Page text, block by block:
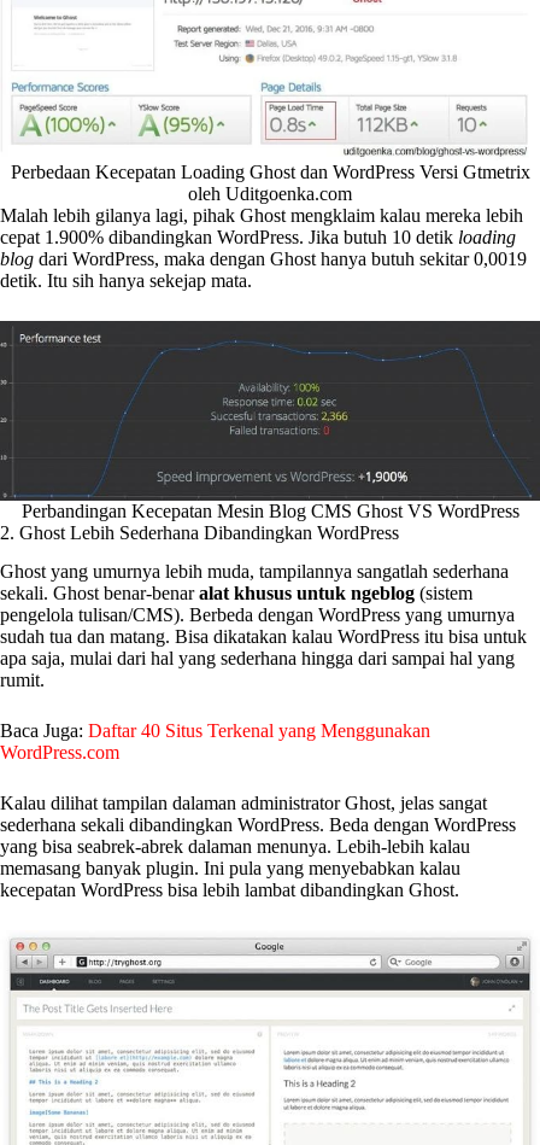
Perbedaan Kecepatan Loading Ghost dan WordPress Versi Gtmetrix
oleh Uditgoenka.com
Malah lebih gilanya lagi, pihak Ghost mengklaim kalau mereka lebih
cepat 1.900% dibandingkan WordPress. Jika butuh 10 detik loading
blog dari WordPress, maka dengan Ghost hanya butuh sekitar 0,0019
detik. Itu sih hanya sekejap mata.
Perbandingan Kecepatan Mesin Blog CMS Ghost VS WordPress
2. Ghost Lebih Sederhana Dibandingkan WordPress
Ghost yang umurnya lebih muda, tampilannya sangatlah sederhana
sekali. Ghost benar-benaralat khusus untuk ngeblog (sistem
pengelola tulisan/CMS). Berbeda dengan WordPress yang umurnya
sudah tua dan matang. Bisa dikatakan kalau WordPress itu bisa untuk
apa saja, mulai dari hal yang sederhana hingga dari sampai hal yang
rumit.
Baca Juga: Daftar 40 Situs Terkenal yang Menggunakan
WordPress.com
Kalau dilihat tampilan dalaman administrator Ghost, jelas sangat
sederhana sekali dibandingkan WordPress. Beda dengan WordPress
yang bisa seabrek-abrek dalaman menunya. Lebih-lebih kalau
memasang banyak plugin. Ini pula yang menyebabkan kalau
kecepatan WordPress bisa lebih lambat dibandingkan Ghost.